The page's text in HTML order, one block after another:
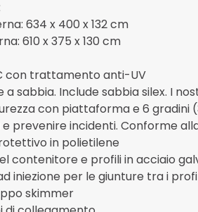
634 x 400 x 132 cm
610 x 375 x 130 cm
con trattamento anti-UV
a sabbia. Include sabbia silex. I
con piattaforma e 6 gradini
e prevenire incidenti. Conforme
in polietilene
contenitore e profili in acciaio
iniezione per le giunture tra i
skimmer